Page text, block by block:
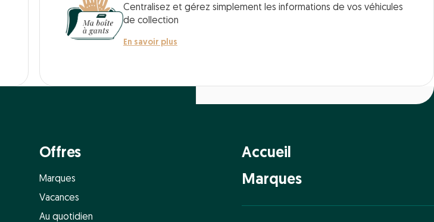
Centralisez et gérez simplement les informations de vos véhicules
de collection
En savoir plus
Offres
Marques
Vacances
Au quotidien
Accueil
Marques